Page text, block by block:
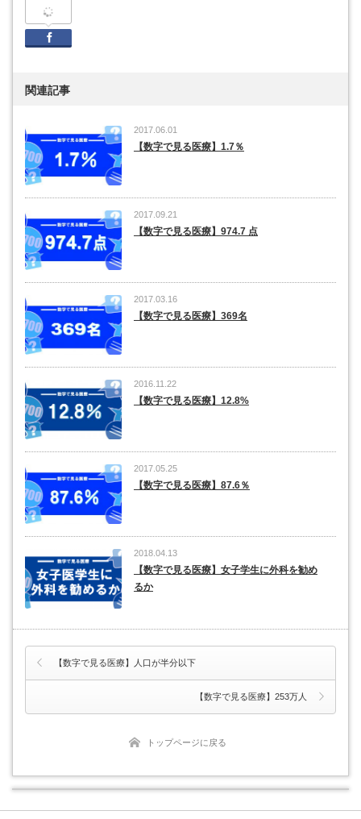
関連記事
2017.06.01
【数字で見る医療】1.7％
2017.09.21
【数字で見る医療】974.7 点
2017.03.16
【数字で見る医療】369名
2016.11.22
【数字で見る医療】12.8%
2017.05.25
【数字で見る医療】87.6％
2018.04.13
【数字で見る医療】女子学生に外科を勧め
るか
【数字で見る医療】人口が半分以下
【数字で見る医療】253万人
トップページに戻る